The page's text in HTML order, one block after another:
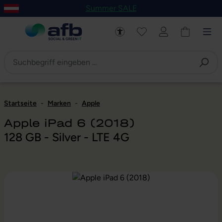
Hauptinhalt springen
Zur Navigation der B2B-Plattform springen
Summer SALE
Startseite - Marken - Apple
Apple iPad 6 (2018)
128 GB - Silver - LTE 4G
Bildergalerie überspringen